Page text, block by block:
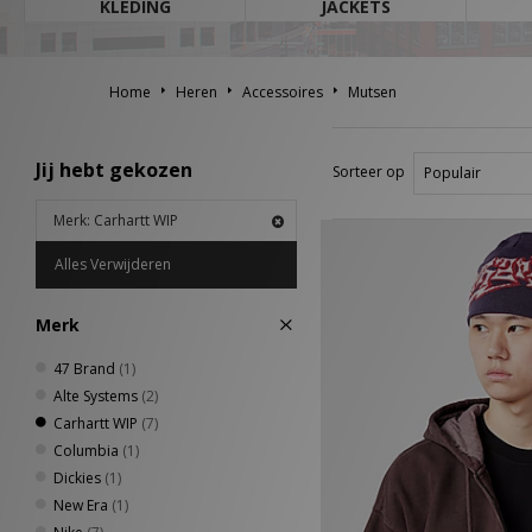
colourways draag jij de
items
KLEDING JACKETS
Home Heren Accessoires Mutsen
Jij hebt gekozen
Merk: Carhartt WIP
Alles Verwijderen
Merk
47 Brand (1)
Alte Systems (2)
Carhartt WIP (7)
Columbia (1)
Dickies (1)
New Era (1)
Sorteer op